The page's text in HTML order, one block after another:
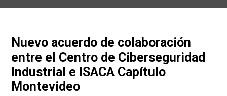
Nuevo acuerdo de colaboración
entre el Centro de Ciberseguridad
Industrial e ISACA Capítulo
Montevideo